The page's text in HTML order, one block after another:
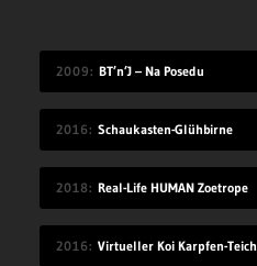
2009 BT’n’J – Na Posedu
2016 Schaukasten-Glühbirne
2018 Real-Life HUMAN Zoetrope
2016 Virtueller Koi Karpfen-Teich